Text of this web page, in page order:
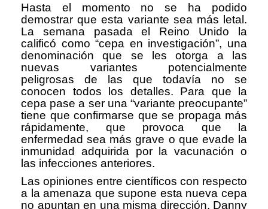
Hasta el momento no se ha podido
demostrar que esta variante sea más letal.
La semana pasada el Reino Unido la
calificó como “cepa en investigación”, una
denominación que se les otorga a las
nuevas variantes potencialmente
peligrosas de las que todavía no se
conocen todos los detalles. Para que la
cepa pase a ser una “variante preocupante”
tiene que confirmarse que se propaga más
rápidamente, que provoca que la
enfermedad sea más grave o que evade la
inmunidad adquirida por la vacunación o
las infecciones anteriores.
Las opiniones entre científicos con respecto
a la amenaza que supone esta nueva cepa
no apuntan en una misma dirección. Danny